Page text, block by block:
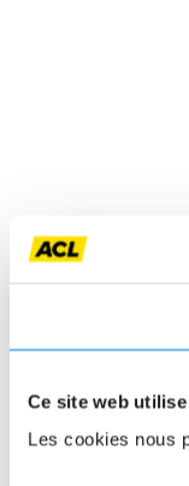
Ce site web
Les cookies nous